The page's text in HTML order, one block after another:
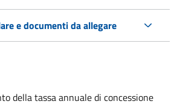
e documenti da allegare
della tassa annuale di concessione